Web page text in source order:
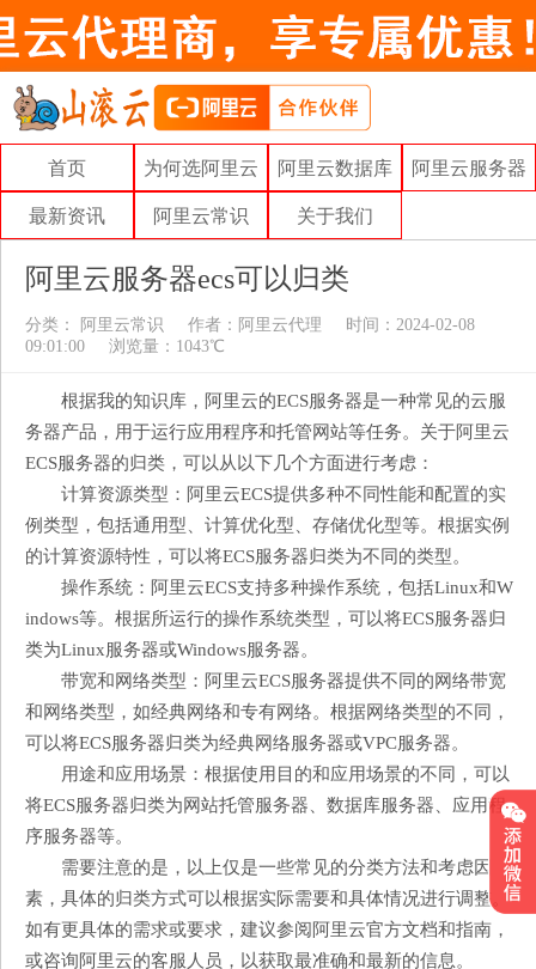
首页 为何选阿里云 阿里云数据库 阿里云服务器
最新资讯 阿里云常识 关于我们
阿里云服务器ecs可以归类
分类： 阿里云常识 作者： 阿里云代理
时间：2024-02-08
09:01:00
浏览量：1043℃
根据我的知识库，阿里云的ECS服务器是一种常见的云服
务器产品，用于运行应用程序和托管网站等任务。关于阿里云
ECS服务器的归类，可以从以下几个方面进行考虑：
计算资源类型：阿里云ECS提供多种不同性能和配置的实
例类型，包括通用型、计算优化型、存储优化型等。根据实例
的计算资源特性，可以将ECS服务器归类为不同的类型。
操作系统：阿里云ECS支持多种操作系统，包括Linux和W
indows等。根据所运行的操作系统类型，可以将ECS服务器归
类为Linux服务器或Windows服务器。
带宽和网络类型：阿里云ECS服务器提供不同的网络带宽
和网络类型，如经典网络和专有网络。根据网络类型的不同，
可以将ECS服务器归类为经典网络服务器或VPC服务器。
用途和应用场景：根据使用目的和应用场景的不同，可以
将ECS服务器归类为网站托管服务器、数据库服务器、应用程
序服务器等。
需要注意的是，以上仅是一些常见的分类方法和考虑因
素，具体的归类方式可以根据实际需要和具体情况进行调整。
如有更具体的需求或要求，建议参阅阿里云官方文档和指南，
或咨询阿里云的客服人员，以获取最准确和最新的信息。